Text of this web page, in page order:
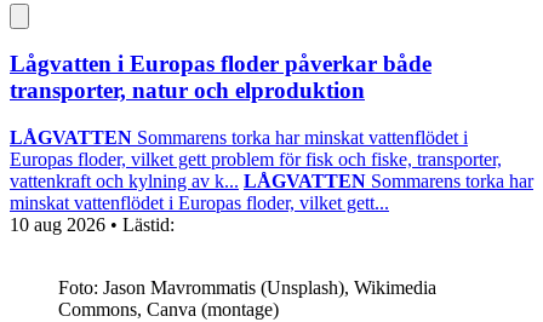
Lågvatten i Europas floder påverkar både
transporter, natur och elproduktion
LÅGVATTEN Sommarens torka har minskat vattenflödet i
Europas floder, vilket gett problem för fisk och fiske, transporter,
vattenkraft och kylning av k... LÅGVATTEN Sommarens torka har
minskat vattenflödet i Europas floder, vilket gett...
10 aug 2026 • Lästid:
Foto: Jason Mavrommatis (Unsplash), Wikimedia
Commons, Canva (montage)